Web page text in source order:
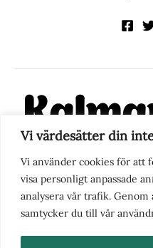
Vi värdesätter din
Vi använder cookies för att
visa personligt anpassade
analysera vår trafik. Genom
samtycker du till vår
KalmarPosten är en modern
fokus på Kalmarregionen,
perspektivet, vill vi vara
berättelser och engagemang.
fick nya